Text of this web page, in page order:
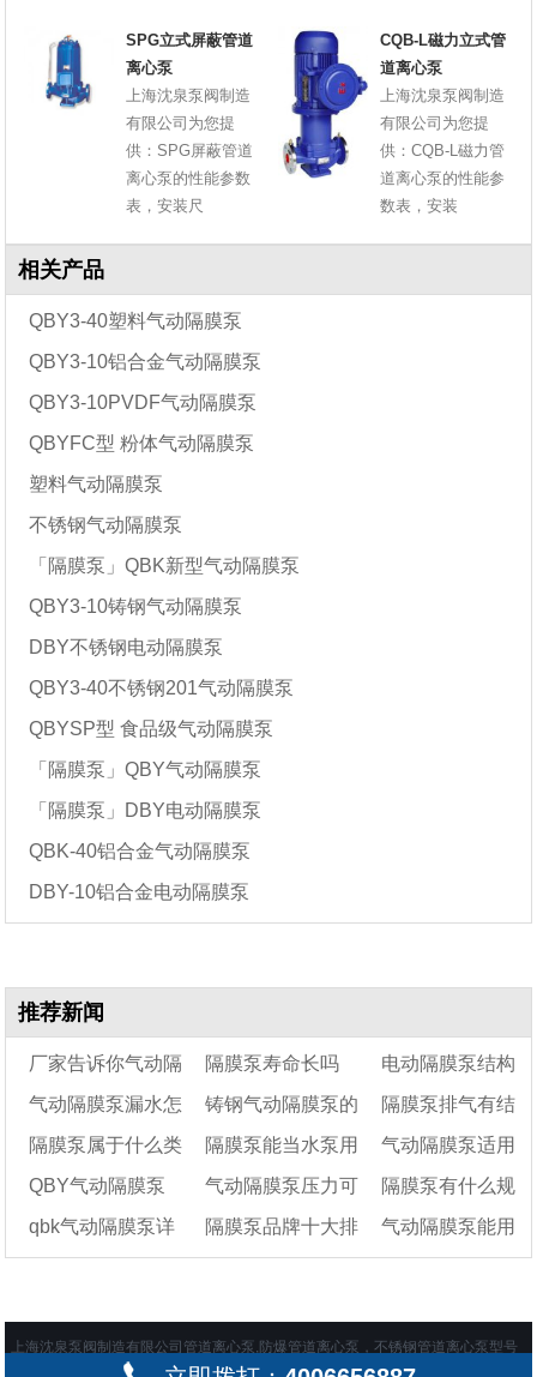
SPG立式屏蔽管道
离心泵
上海沈泉泵阀制造
有限公司为您提
供：SPG屏蔽管道
离心泵的性能参数
表，安装尺
CQB-L磁力立式管
道离心泵
上海沈泉泵阀制造
有限公司为您提
供：CQB-L磁力管
道离心泵的性能参
数表，安装
相关产品
QBY3-40塑料气动隔膜泵
QBY3-10铝合金气动隔膜泵
QBY3-10PVDF气动隔膜泵
QBYFC型 粉体气动隔膜泵
塑料气动隔膜泵
不锈钢气动隔膜泵
「隔膜泵」QBK新型气动隔膜泵
QBY3-10铸钢气动隔膜泵
DBY不锈钢电动隔膜泵
QBY3-40不锈钢201气动隔膜泵
QBYSP型 食品级气动隔膜泵
「隔膜泵」QBY气动隔膜泵
「隔膜泵」DBY电动隔膜泵
QBK-40铝合金气动隔膜泵
DBY-10铝合金电动隔膜泵
推荐新闻
厂家告诉你气动隔
膜泵在各个领域的应
隔膜泵寿命长吗 电动隔膜泵结构
气动隔膜泵漏水怎
么回事
铸钢气动隔膜泵的
10大特点
隔膜泵排气有结
冰怎么解决
隔膜泵属于什么类
型的泵
隔膜泵能当水泵用 气动隔膜泵适用
于什么地方（隔膜
泵能抽污水吗）
QBY气动隔膜泵
怎么安装及正确使用
气动隔膜泵压力可
以达到多少
隔膜泵有什么规
格尺寸
qbk气动隔膜泵详 隔膜泵品牌十大排 气动隔膜泵能用
上海沈泉泵阀制造有限公司管道离心泵,防爆管道离心泵，不锈钢管道离心泵型号